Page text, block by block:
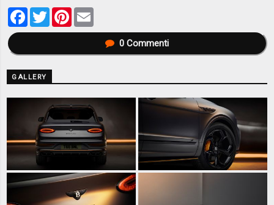
Facebook
TwitterPinterest
0Commenti
GALLERY